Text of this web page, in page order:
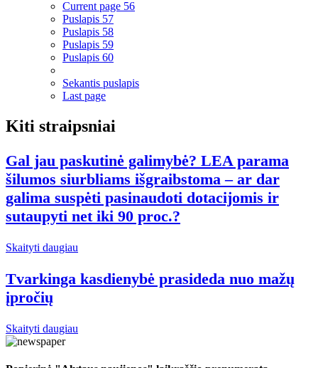
Current page 56
Puslapis 57
Puslapis 58
Puslapis 59
Puslapis 60
Sekantis puslapis
Last page
Kiti straipsniai
Gal jau paskutinė galimybė? LEA parama
šilumos siurbliams išgraibstoma – ar dar
galima suspėti pasinaudoti dotacijomis ir
sutaupyti net iki 90 proc.?
Skaityti daugiau
Tvarkinga kasdienybė prasideda nuo mažų
įpročių
Skaityti daugiau